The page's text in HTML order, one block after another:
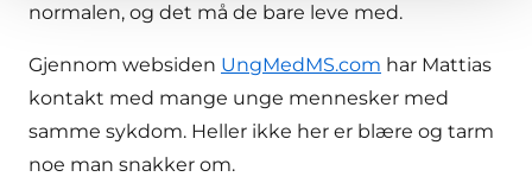
normalen, og det må de bare leve med.
Gjennom websiden UngMedMS.com har Mattias
kontakt med mange unge mennesker med
samme sykdom. Heller ikke her er blære og tarm
noe man snakker om.